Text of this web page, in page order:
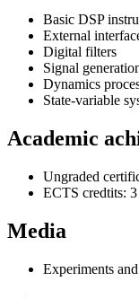
Basic DSP
External
Digital filters
Signal
Dynamics
State-variable
Academic
Ungraded
ECTS credtits: 3
Media
Experiments